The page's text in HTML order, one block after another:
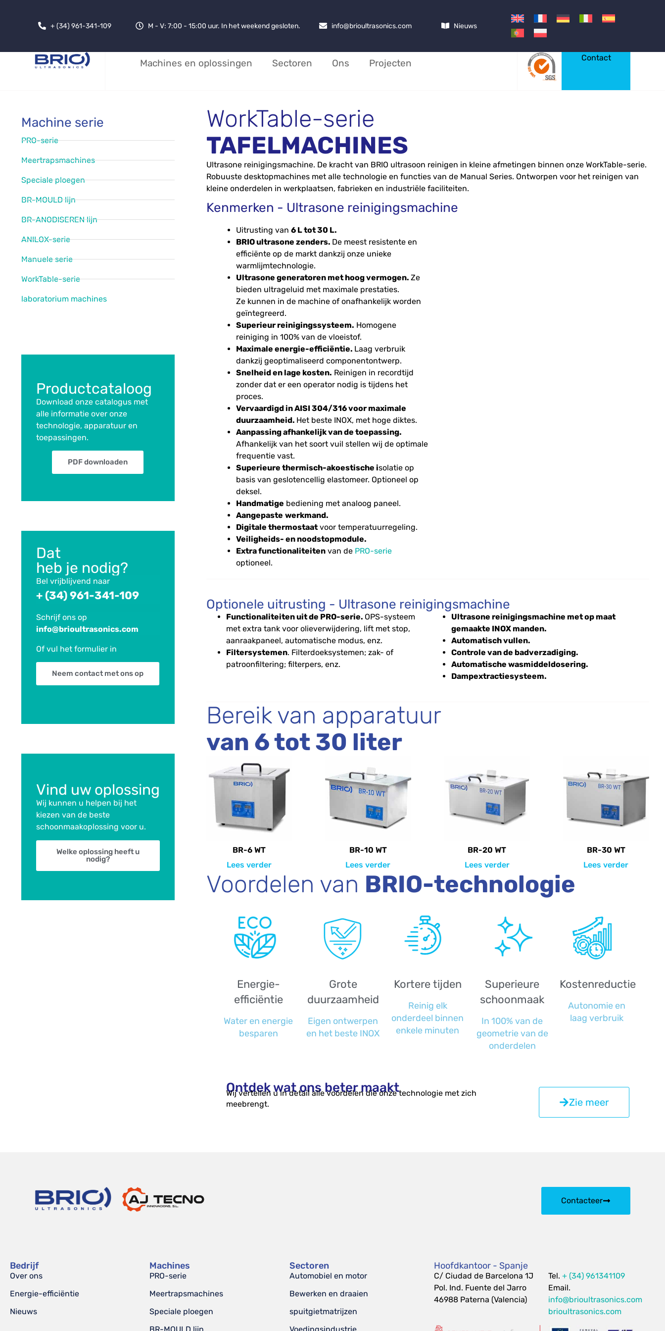
+ (34) 961-341-109 M - V: 7:00 - 15:00 uur. In het weekend gesloten. info@brioultrasonics.com Nieuws
Machines en oplossingen Sectoren Ons Projecten Contact
Machine serie
PRO-serie
Meertrapsmachines
Speciale ploegen
BR-MOULD lijn
BR-ANODISEREN lijn
ANILOX-serie
Manuele serie
WorkTable-serie
laboratorium machines
Productcataloog
Download onze catalogus met
alle informatie over onze
technologie, apparatuur en
toepassingen.
PDF downloaden
Dat
heb je nodig?
Bel vrijblijvend naar
+ (34) 961-341-109
Schrijf ons op
info@brioultrasonics.com
Of vul het formulier in
Neem contact met ons op
Vind uw oplossing
Wij kunnen u helpen bij het
kiezen van de beste
schoonmaakoplossing voor u.
Welke oplossing heeft u
nodig?
WorkTable-serie
TAFELMACHINES
Ultrasone reinigingsmachine. De kracht van BRIO ultrasoon reinigen in kleine afmetingen binnen onze WorkTable-serie.
Robuuste desktopmachines met alle technologie en functies van de Manual Series. Ontworpen voor het reinigen van
kleine onderdelen in werkplaatsen, fabrieken en industriële faciliteiten.
Kenmerken - Ultrasone reinigingsmachine
Uitrusting van 6 L tot 30 L.
BRIO ultrasone zenders. De meest resistente en
efficiënte op de markt dankzij onze unieke
warmlijmtechnologie.
Ultrasone generatoren met hoog vermogen. Ze
bieden ultrageluid met maximale prestaties.
Ze kunnen in de machine of onafhankelijk worden
geïntegreerd.
Superieur reinigingssysteem. Homogene
reiniging in 100% van de vloeistof.
Maximale energie-efficiëntie. Laag verbruik
dankzij geoptimaliseerd componentontwerp.
Snelheid en lage kosten. Reinigen in recordtijd
zonder dat er een operator nodig is tijdens het
proces.
Vervaardigd in AISI 304/316 voor maximale
duurzaamheid. Het beste INOX, met hoge diktes.
Aanpassing afhankelijk van de toepassing.
Afhankelijk van het soort vuil stellen wij de optimale
frequentie vast.
Superieure thermisch-akoestische isolatie op
basis van geslotencellig elastomeer. Optioneel op
deksel.
Handmatige bediening met analoog paneel.
Aangepaste werkmand.
Digitale thermostaatvoor temperatuurregeling.
Veiligheids- en noodstopmodule.
Extra functionaliteitenvan de PRO-serie
optioneel.
Optionele uitrusting - Ultrasone reinigingsmachine
Functionaliteiten uit de PRO-serie. OPS-systeem
met extra tank voor olieverwijdering, lift met stop,
aanraakpaneel, automatische modus, enz.
Filtersystemen. Filterdoeksystemen; zak- of
patroonfiltering; filterpers, enz.
Ultrasone reinigingsmachine met op maat
gemaakte INOX manden.
Automatisch vullen.
Controle van de badverzadiging.
Automatische wasmiddeldosering.
Dampextractiesysteem.
Bereik van apparatuur
van 6 tot 30 liter
BR-6 WT
Lees verder
BR-10 WT
Lees verder
BR-20 WT
Lees verder
BR-30 WT
Lees verder
Voordelen van BRIO-technologie
Energie-
efficiëntie
Water en energie
besparen
Grote
duurzaamheid
Eigen ontwerpen
en het beste INOX
Kortere tijden
Reinig elk
onderdeel binnen
enkele minuten
Superieure
schoonmaak
In 100% van de
geometrie van de
onderdelen
Kostenreductie
Autonomie en
laag verbruik
Ontdek wat ons beter maakt
Wij vertellen u in detail alle voordelen die onze technologie met zich
meebrengt.
Zie meer
Contacteer
Bedrijf
Over ons
Energie-efficiëntie
Nieuws
Machines
PRO-serie
Meertrapsmachines
Speciale ploegen
Sectoren
Automobiel en motor
Bewerken en draaien
spuitgietmatrijzen
Hoofdkantoor - Spanje
C/ Ciudad de Barcelona 1J
Pol. Ind. Fuente del Jarro
46988 Paterna (Valencia)
Tel.+ (34) 961341109
Email.
info@brioultrasonics.com
brioultrasonics.com